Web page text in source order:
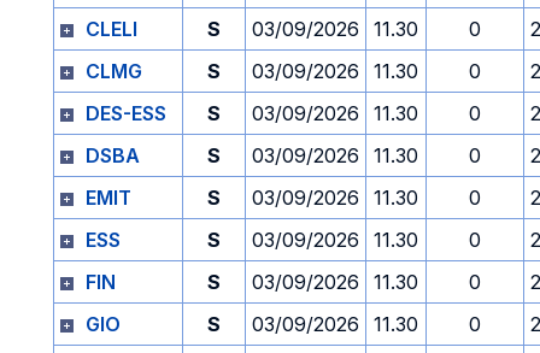
CLELI S 03/09/2026 11.30 0
CLMG
S 03/09/2026 11.30 0
DES-ESS
S 03/09/2026 11.30 0
DSBA
S 03/09/2026 11.30 0
EMIT
S 03/09/2026 11.30 0
ESS
S 03/09/2026 11.30 0
FIN
S 03/09/2026 11.30 0
GIO
S 03/09/2026 11.30 0